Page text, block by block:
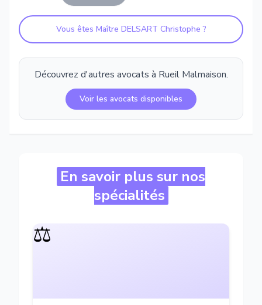
Vous êtes Maître DELSART Christophe ?
Découvrez d'autres avocats à Rueil Malmaison.
Voir les avocats disponibles
En savoir plus sur nos
spécialités
⚖️